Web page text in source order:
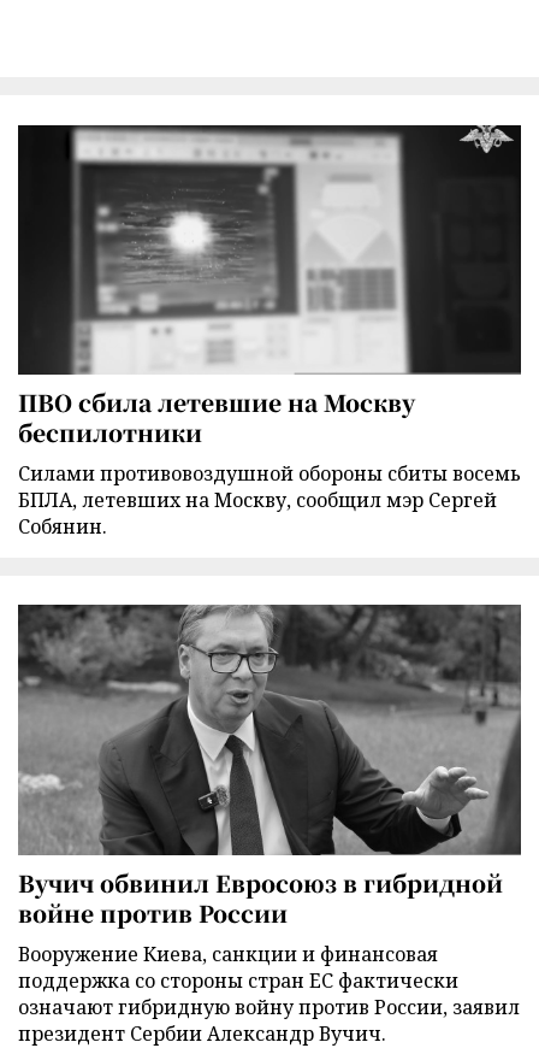
ПВО сбила летевшие на Москву
беспилотники
Силами противовоздушной обороны сбиты восемь
БПЛА, летевших на Москву, сообщил мэр Сергей
Собянин.
Вучич обвинил Евросоюз в гибридной
войне против России
Вооружение Киева, санкции и финансовая
поддержка со стороны стран ЕС фактически
означают гибридную войну против России, заявил
президент Сербии Александр Вучич.